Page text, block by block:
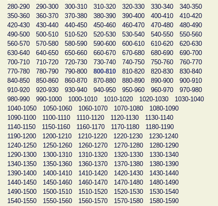
280-290
290-300 300-310 310-320 320-330 330-340
340-350
350-360
360-370 370-380 380-390 390-400 400-410
410-420
420-430
430-440 440-450 450-460 460-470 470-480
480-490
490-500
500-510 510-520 520-530 530-540 540-550
550-560
560-570
570-580 580-590 590-600 600-610 610-620
620-630
630-640
640-650 650-660 660-670 670-680 680-690
690-700
700-710
710-720 720-730 730-740 740-750 750-760
760-770
770-780
780-790 790-800 800-810 810-820 820-830
830-840
840-850
850-860 860-870 870-880 880-890 890-900
900-910
910-920
920-930 930-940 940-950 950-960 960-970
970-980
980-990
990-1000 1000-1010 1010-1020 1020-1030
1030-1040
1040-1050
1050-1060 1060-1070 1070-1080
1080-1090
1090-1100
1100-1110 1110-1120 1120-1130
1130-1140
1140-1150
1150-1160 1160-1170 1170-1180
1180-1190
1190-1200
1200-1210 1210-1220 1220-1230
1230-1240
1240-1250
1250-1260 1260-1270 1270-1280
1280-1290
1290-1300
1300-1310 1310-1320 1320-1330
1330-1340
1340-1350
1350-1360 1360-1370 1370-1380
1380-1390
1390-1400
1400-1410 1410-1420 1420-1430
1430-1440
1440-1450
1450-1460 1460-1470 1470-1480
1480-1490
1490-1500
1500-1510 1510-1520 1520-1530
1530-1540
1540-1550
1550-1560 1560-1570 1570-1580
1580-1590